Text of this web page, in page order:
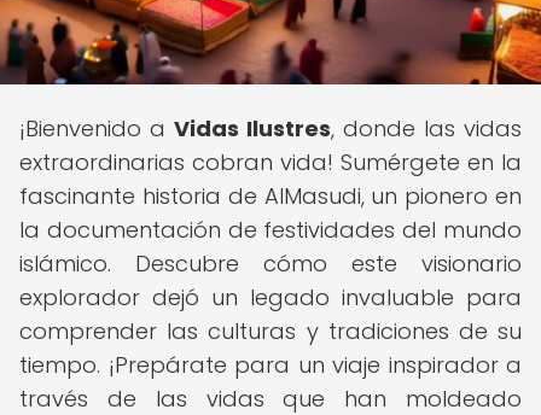
¡Bienvenido a Vidas Ilustres, donde las vidas
extraordinarias cobran vida! Sumérgete en la
fascinante historia de AlMasudi, un pionero en
la documentación de festividades del mundo
islámico. Descubre cómo este visionario
explorador dejó un legado invaluable para
comprender las culturas y tradiciones de su
tiempo. ¡Prepárate para un viaje inspirador a
través de las vidas que han moldeado